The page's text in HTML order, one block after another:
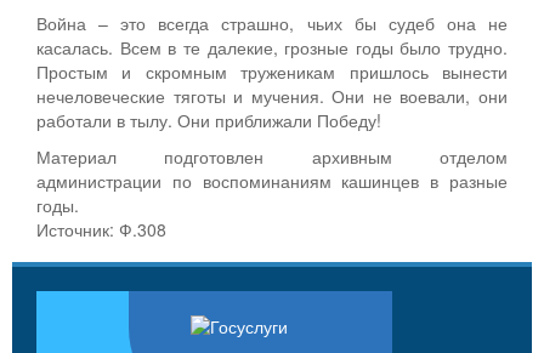
Война – это всегда страшно, чьих бы судеб она не
касалась. Всем в те далекие, грозные годы было трудно.
Простым и скромным труженикам пришлось вынести
нечеловеческие тяготы и мучения. Они не воевали, они
работали в тылу. Они приближали Победу!
Материал подготовлен архивным отделом
администрации по воспоминаниям кашинцев в разные
годы.
Источник: Ф.308